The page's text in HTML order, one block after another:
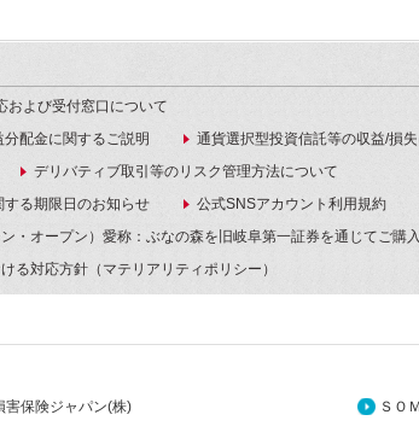
および受付窓口について
配金に関するご説明
通貨選択型投資信託等の収益/損
デリバティブ取引等のリスク管理方法について
る期限日のお知らせ
公式SNSアカウント利用規約
・オープン）愛称：ぶなの森を旧岐阜第一証券を通じてご購
る対応方針（マテリアリティポリシー）
害保険ジャパン(株) ＳＯ